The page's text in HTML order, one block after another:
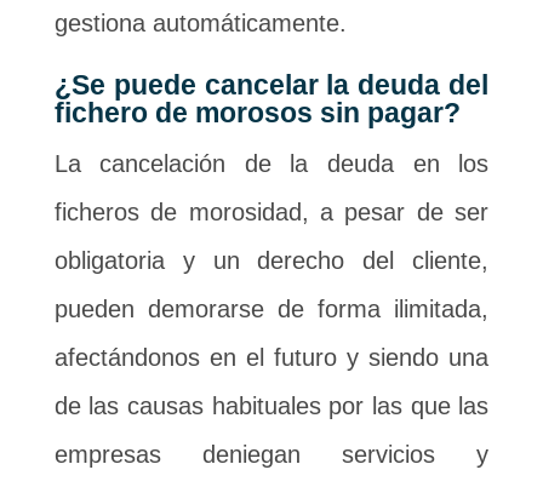
gestiona automáticamente.
¿Se puede cancelar la deuda del
fichero de morosos sin pagar?
La cancelación de la deuda en los
ficheros de morosidad, a pesar de ser
obligatoria y un derecho del cliente,
pueden demorarse de forma ilimitada,
afectándonos en el futuro y siendo una
de las causas habituales por las que las
empresas deniegan servicios y